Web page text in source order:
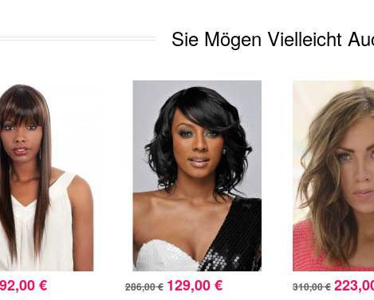
Sie Mögen Vielleicht
92,00 € 286,00 € 129,00 € 310,00 €